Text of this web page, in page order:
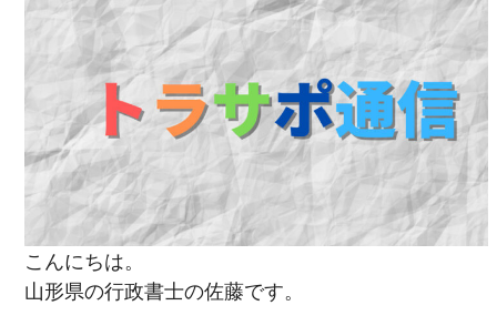
こんにちは。
山形県の行政書士の佐藤です。